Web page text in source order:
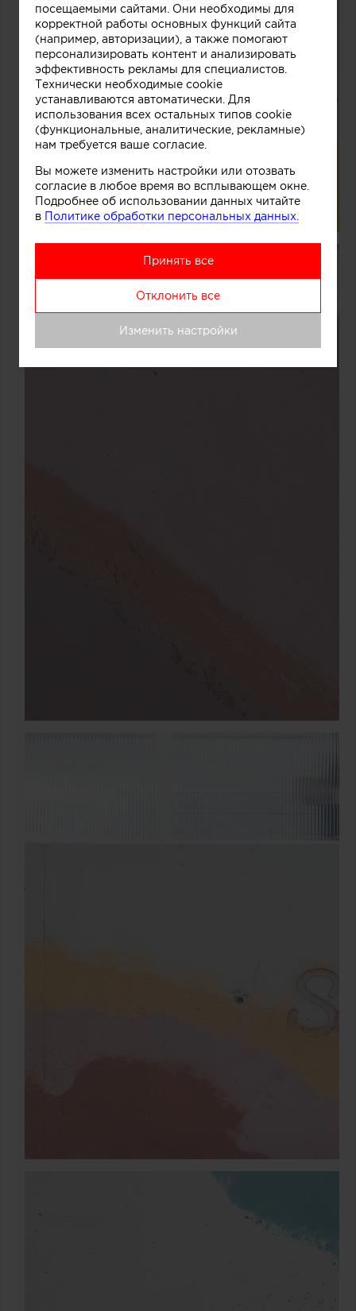
посещаемыми сайтами. Они необходимы для
корректной работы основных функций сайта
(например, авторизации), а также помогают
персонализировать контент и анализировать
эффективность рекламы для специалистов.
Технически необходимые cookie
устанавливаются автоматически. Для
использования всех остальных типов cookie
(функциональные, аналитические, рекламные)
нам требуется ваше согласие.
Вы можете изменить настройки или отозвать
согласие в любое время во всплывающем окне.
Подробнее об использовании данных читайте
в Политике обработки персональных данных.
Принять все
Отклонить все
Изменить настройки